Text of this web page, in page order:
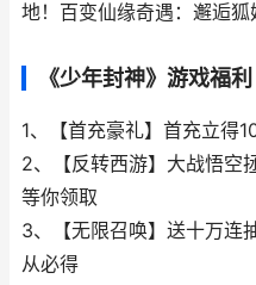
地！百变仙缘奇遇：邂逅
《少年封神》游戏福利
1、【首充豪礼】首充立得
2、【反转西游】大战悟空
等你领取
3、【无限召唤】送十万连
从必得